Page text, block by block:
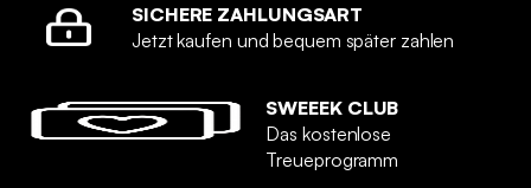
SICHERE ZAHLUNGSART
Jetzt kaufen und bequem später zahlen
SWEEEK CLUB
Das kostenlose
Treueprogramm